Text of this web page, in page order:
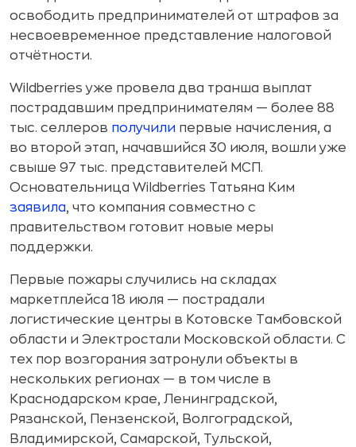
освободить предпринимателей от штрафов за
несвоевременное представление налоговой
отчётности.
Wildberries уже провела два транша выплат
пострадавшим предпринимателям — более 88
тыс. селлеров получили первые начисления, а
во второй этап, начавшийся 30 июля, вошли уже
свыше 97 тыс. представителей МСП.
Основательница Wildberries Татьяна Ким
заявила, что компания совместно с
правительством готовит новые меры
поддержки.
Первые пожары случились на складах
маркетплейса 18 июля — пострадали
логистические центры в Котовске Тамбовской
области и Электростали Московской области. С
тех пор возгорания затронули объекты в
нескольких регионах — в том числе в
Краснодарском крае, Ленинградской,
Рязанской, Пензенской, Волгоградской,
Владимирской, Самарской, Тульской,